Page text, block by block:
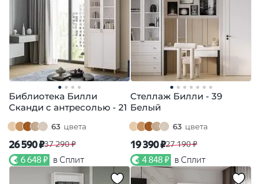
Библиотека Билли
Сканди с антресолью - 21
63 цвета
26 590 ₽37 290 ₽
6 648 ₽ в Сплит
Стеллаж Билли - 39
Белый
63 цвета
19 390 ₽27 190 ₽
4 848 ₽ в Сплит